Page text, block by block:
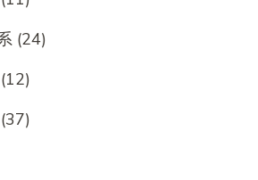
(24)
(12)
(37)